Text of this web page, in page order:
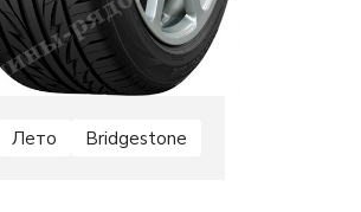
Лето Bridgestone